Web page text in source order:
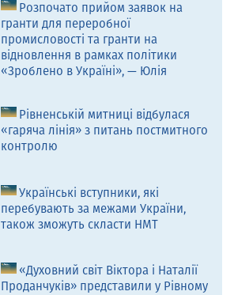
Розпочато прийом заявок на
гранти для переробної
промисловості та гранти на
відновлення в рамках політики
«Зроблено в Україні», — Юлія
Рівненській митниці відбулася
«гаряча лінія» з питань постмитного
контролю
Українські вступники, які
перебувають за межами України,
також зможуть скласти НМТ
«Духовний світ Віктора і Наталії
Проданчуків» представили у Рівному